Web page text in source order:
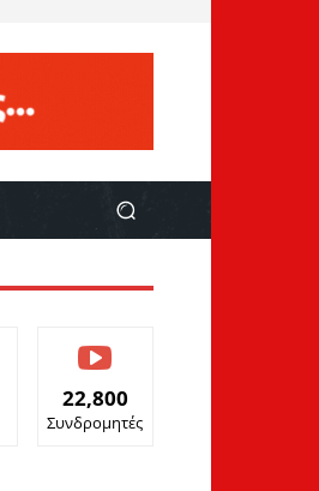
22,800
Συνδρομητές